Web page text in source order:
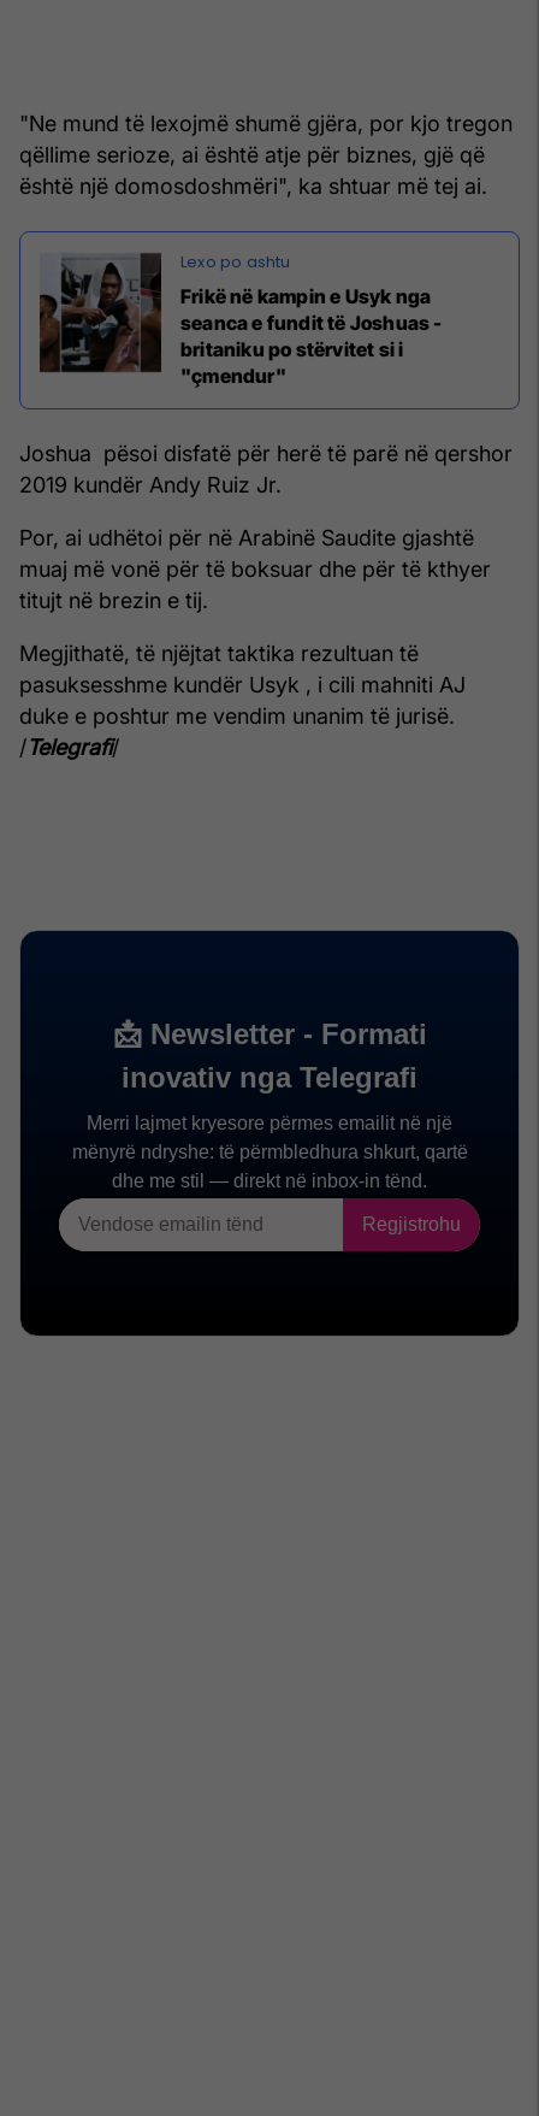
"Ne mund të lexojmë shumë gjëra, por kjo tregon
qëllime serioze, ai është atje për biznes, gjë që
është një domosdoshmëri", ka shtuar më tej ai.
Frikë në kampin e Usyk nga
seanca e fundit të Joshuas -
britaniku po stërvitet si i
"çmendur"
Joshua pësoi disfatë për herë të parë në qershor
2019 kundër Andy Ruiz Jr.
Por, ai udhëtoi për në Arabinë Saudite gjashtë
muaj më vonë për të boksuar dhe për të kthyer
titujt në brezin e tij.
Megjithatë, të njëjtat taktika rezultuan të
pasuksesshme kundër Usyk , i cili mahniti AJ
duke e poshtur me vendim unanim të jurisë.
/Telegrafi/